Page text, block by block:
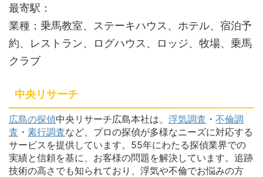
最寄駅：
業種：乗馬教室、ステーキハウス、ホテル、宿泊予
約、レストラン、ログハウス、ロッジ、牧場、乗馬
クラブ
中央リサーチ
広島の探偵中央リサーチ広島本社は、 浮気調査 ・ 不倫調
査 ・ 素行調査など、プロの探偵が多様なニーズに対応する
サービスを提供しています。55年にわたる探偵業界での
実績と信頼を基に、お客様の問題を解決しています。追跡
技術の高さでも知られており、浮気や不倫でお悩みの方